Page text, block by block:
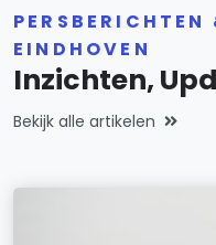
PERSBERICHTEN
EINDHOVEN
Inzichten,
Bekijk alle artikelen